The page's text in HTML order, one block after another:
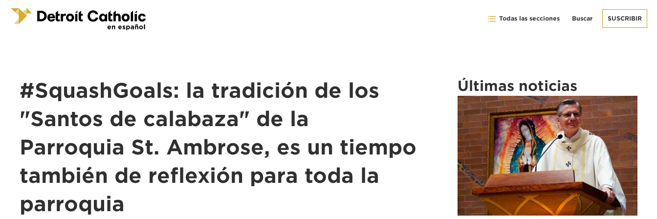
Todas las secciones Buscar SUSCRIBIR
#SquashGoals: la tradición de los
"Santos de calabaza" de la
Parroquia St. Ambrose, es un tiempo
también de reflexión para toda la
parroquia
Últimas noticias